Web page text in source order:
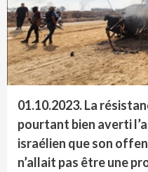
01.10.2023. La
pourtant bien averti
israélien que son
n’allait pas être une